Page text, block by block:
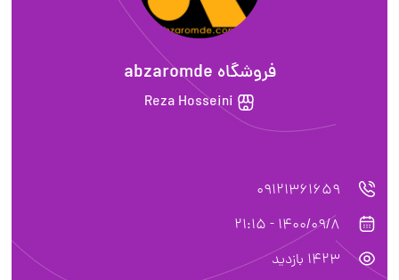
فروشگاه abzaromde
Reza Hosseini
09121361659
1400/09/8 - 21:15
1423 بازدید